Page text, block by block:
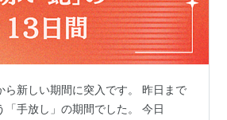
ら新しい期間に突入です。 昨日まで
「手放し」の期間でした。 今日